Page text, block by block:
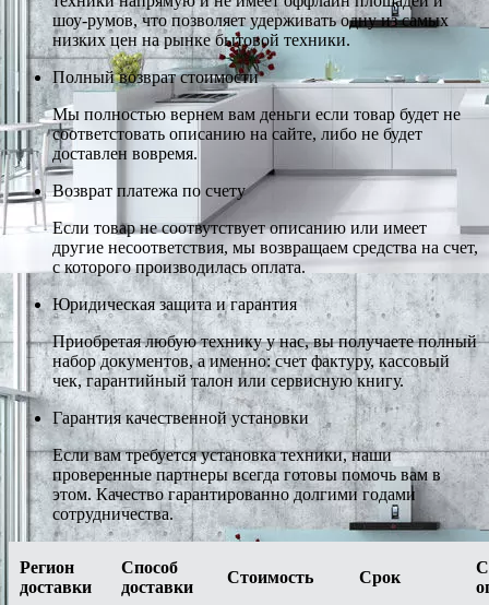
шоу-румов, что позволяет удерживать одну из самых
низких цен на рынке бытовой техники.
Полный возврат стоимости
Мы полностью вернем вам деньги если товар будет не
соответстовать описанию на сайте, либо не будет
доставлен вовремя.
Возврат платежа по счету
Если товар не соотвутствует описанию или имеет
другие несоответствия, мы возвращаем средства на счет,
с которого производилась оплата.
Юридическая защита и гарантия
Приобретая любую технику у нас, вы получаете полный
набор документов, а именно: счет фактуру, кассовый
чек, гарантийный талон или сервисную книгу.
Гарантия качественной установки
Если вам требуется установка техники, наши
проверенные партнеры всегда готовы помочь вам в
этом. Качество гарантированно долгими годами
сотрудничества.
Регион
доставки
Способ
доставки
Стоимость Срок